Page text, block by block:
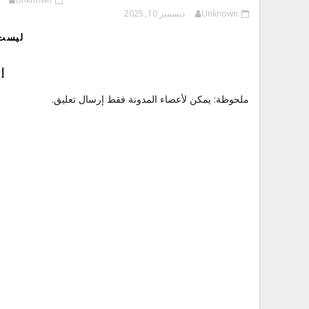
Unknown ديسمبر 10, 2025
ملحوظة: يمكن لأعضاء المدونة فقط إرسال تعليق.